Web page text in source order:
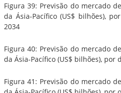
Figura 39: Previsão do mercado
da Ásia-Pacífico (US$ bilhões),
2034
Figura 40: Previsão do mercado
da Ásia-Pacífico (US$ bilhões), por
Figura 41: Previsão do mercado